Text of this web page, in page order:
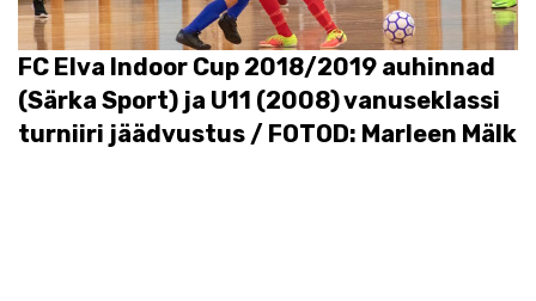
FC Elva Indoor Cup 2018/2019 auhinnad
(Särka Sport) ja U11 (2008) vanuseklassi
turniiri jäädvustus / FOTOD: Marleen Mälk